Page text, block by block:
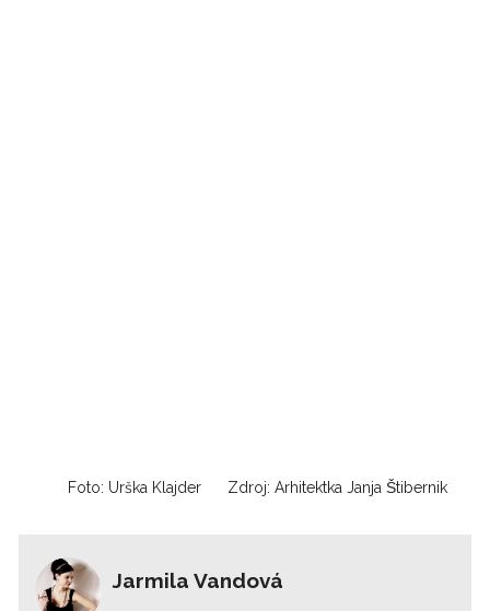
Foto: Urška Klajder Zdroj: Arhitektka Janja Štibernik
Jarmila Vandová